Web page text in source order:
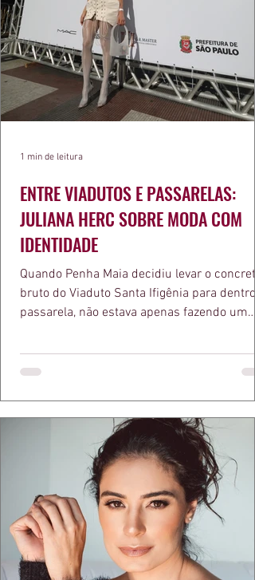
ENTRE VIADUTOS E PASSARELAS:
JULIANA HERC SOBRE MODA COM
IDENTIDADE
Quando Penha Maia decidiu levar o concreto
bruto do Viaduto Santa Ifigênia para dentro
passarela, não estava apenas fazendo um
a apresentadora e influenciadora Juliana
defende há tempos, o de que moda
estruturas geométricas, volumes
aquele concreto aparente típico da
arquitetura paulistana em peças de vestir,
1 min de leitura